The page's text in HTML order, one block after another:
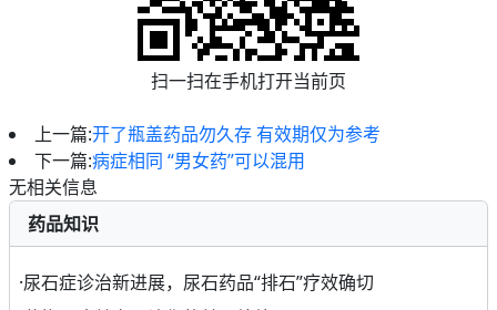
扫一扫在手机打开当前页
上一篇:开了瓶盖药品勿久存 有效期仅为参考
下一篇:病症相同 “男女药”可以混用
无相关信息
药品知识
·尿石症诊治新进展，尿石药品“排石”疗效确切